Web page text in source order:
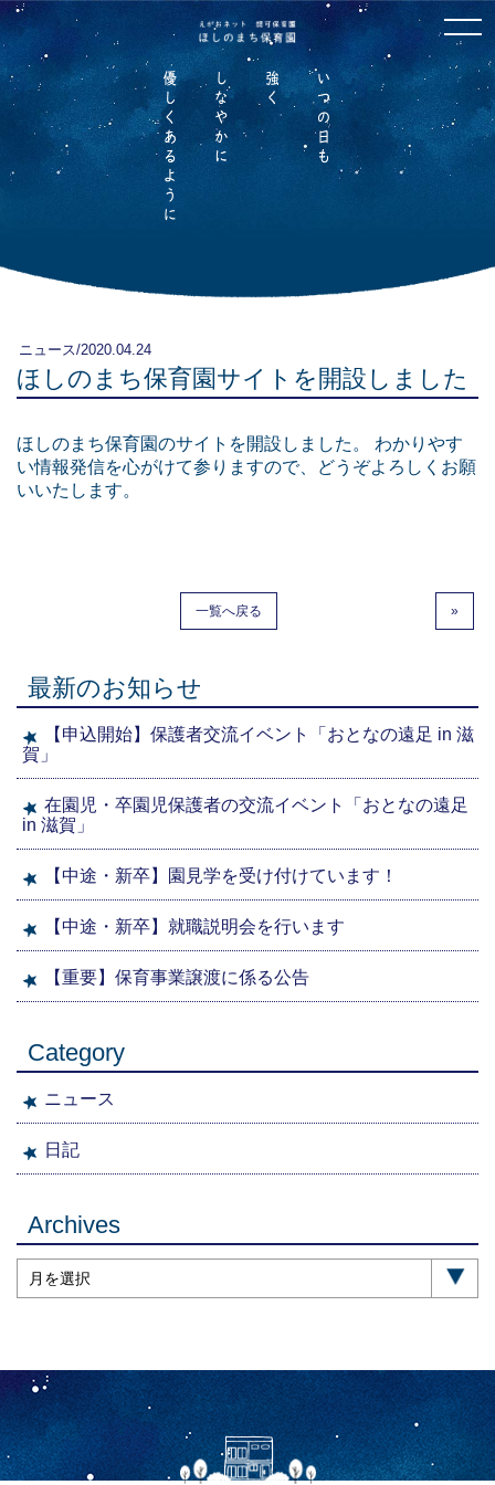
ニュース/2020.04.24
ほしのまち保育園サイトを開設しました
ほしのまち保育園のサイトを開設しました。 わかりやす
い情報発信を心がけて参りますので、どうぞよろしくお願
いいたします。
一覧へ戻る »
最新のお知らせ
【申込開始】保護者交流イベント「おとなの遠足 in 滋
賀」
在園児・卒園児保護者の交流イベント「おとなの遠足
in 滋賀」
【中途・新卒】園見学を受け付けています！
【中途・新卒】就職説明会を行います
【重要】保育事業譲渡に係る公告
Category
ニュース
日記
Archives